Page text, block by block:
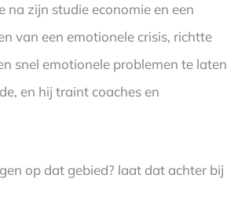
zijn studie economie en een
van een emotionele crisis, richtte
snel emotionele problemen te laten
en hij traint coaches en
op dat gebied? laat dat achter bij